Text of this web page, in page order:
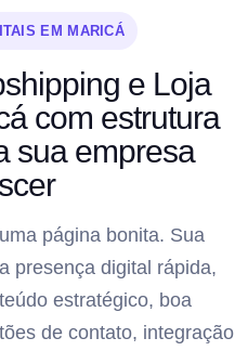
EM MARICÁ
e Loja
com estrutura
sua empresa
página bonita. Sua
presença digital rápida,
estratégico, boa
de contato, integração